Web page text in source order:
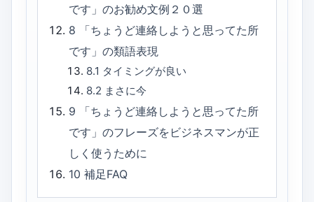
です」のお勧め文例２０選
8
「ちょうど連絡しようと思ってた所
です」の類語表現
8.1 タイミングが良い
8.2 まさに今
9
「ちょうど連絡しようと思ってた所
です」のフレーズをビジネスマンが正
しく使うために
10補足FAQ